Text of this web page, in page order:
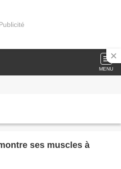
MENU
ses muscles à